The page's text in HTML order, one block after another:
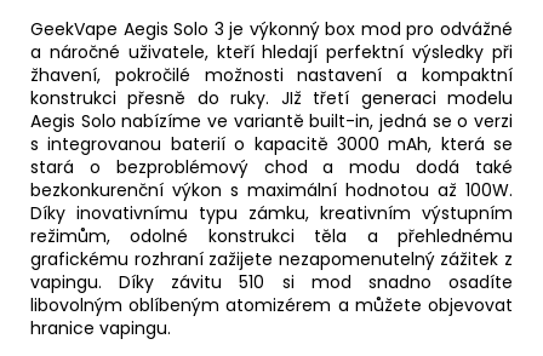
GeekVape Aegis Solo 3 je výkonný box mod pro odvážné
a náročné uživatele, kteří hledají perfektní výsledky při
žhavení, pokročilé možnosti nastavení a kompaktní
konstrukci přesně do ruky. JIž třetí generaci modelu
Aegis Solo nabízíme ve variantě built-in, jedná se o verzi
s integrovanou baterií o kapacitě 3000 mAh, která se
stará o bezproblémový chod a modu dodá také
bezkonkurenční výkon s maximální hodnotou až 100W.
Díky inovativnímu typu zámku, kreativním výstupním
režimům, odolné konstrukci těla a přehlednému
grafickému rozhraní zažijete nezapomenutelný zážitek z
vapingu. Díky závitu 510 si mod snadno osadíte
libovolným oblíbeným atomizérem a můžete objevovat
hranice vapingu.